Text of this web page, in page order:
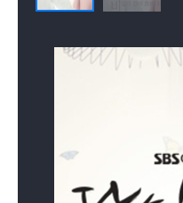
앞에서 심장은, 혈관은, 숨
서로가 서로의 운명임을
바라고 사랑한 유정과 정
생사조차도 모른 채 6년
이 드라마는 사랑을 이야
쉽게 만나고 쉽게 헤어지
단어가 식상하고 진부하